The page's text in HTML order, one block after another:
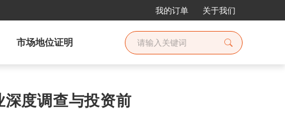
我的订单 关于我们
市场地位证明
度调查与投资前